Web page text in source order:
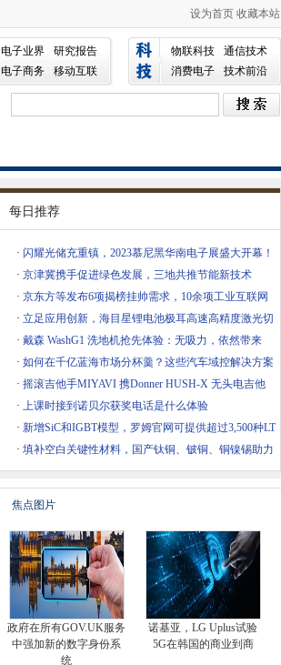
设为首页 收藏本站
电子业界
研究报告
电子商务
移动互联
物联科技
通信技术
消费电子
技术前沿
每日推荐
· 闪耀光储充重镇，2023慕尼黑华南电子展盛大开幕！
· 京津冀携手促进绿色发展，三地共推节能新技术
· 京东方等发布6项揭榜挂帅需求，10余项工业互联网
· 立足应用创新，海目星锂电池极耳高速高精度激光切
· 戴森 WashG1 洗地机抢先体验：无吸力，依然带来
· 如何在千亿蓝海市场分杯羹？这些汽车域控解决方案
· 摇滚吉他手MIYAVI 携Donner HUSH-X 无头电吉他
· 上课时接到诺贝尔获奖电话是什么体验
· 新增SiC和IGBT模型，罗姆官网可提供超过3,500种LT
· 填补空白关键性材料，国产钛铜、铍铜、铜镍锡助力
焦点图片
政府在所有GOV.UK服务
中强加新的数字身份系
统
诺基亚，LG Uplus试验
5G在韩国的商业到商